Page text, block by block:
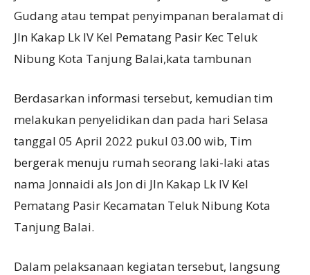
Gudang atau tempat penyimpanan beralamat di
Jln Kakap Lk IV Kel Pematang Pasir Kec Teluk
Nibung Kota Tanjung Balai,kata tambunan
Berdasarkan informasi tersebut, kemudian tim
melakukan penyelidikan dan pada hari Selasa
tanggal 05 April 2022 pukul 03.00 wib, Tim
bergerak menuju rumah seorang laki-laki atas
nama Jonnaidi als Jon di Jln Kakap Lk IV Kel
Pematang Pasir Kecamatan Teluk Nibung Kota
Tanjung Balai.
Dalam pelaksanaan kegiatan tersebut, langsung